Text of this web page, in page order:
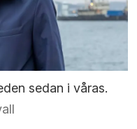
sedan i våras.